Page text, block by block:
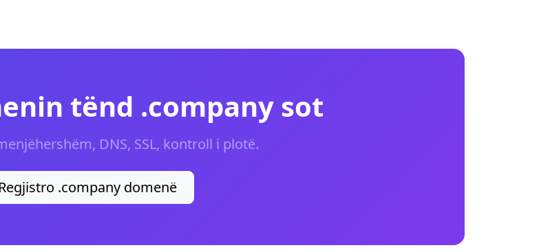
tënd .company sot
DNS, SSL, kontroll i plotë.
Regjistro .company domenë